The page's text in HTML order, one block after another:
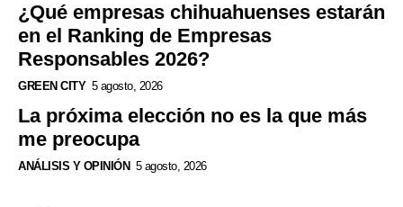
¿Qué empresas chihuahuenses estarán
en el Ranking de Empresas
Responsables 2026?
GREEN CITY 5 agosto, 2026
La próxima elección no es la que más
me preocupa
ANÁLISIS Y OPINIÓN 5 agosto, 2026